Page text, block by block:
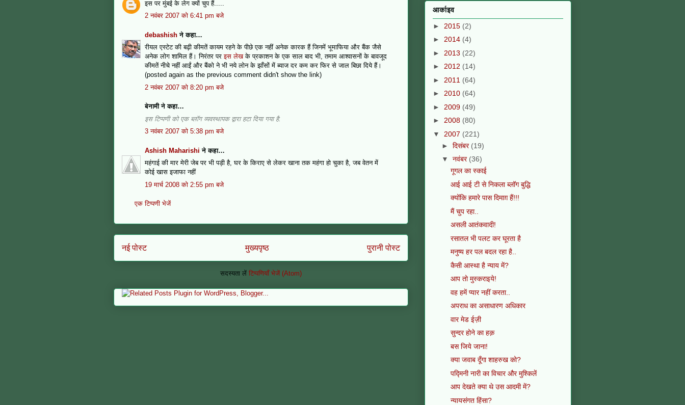
इस पर मुंबई के लेग क्यों चुप हैं.....
2 नवंबर 2007 को 6:41 pm बजे
debashish ने कहा…
रीयल एस्टेट की बढ़ी कीमतें कायम रहने के पीछे एक नहीं अनेक कारक हैं जिनमें भूमाफिया और बैंक जैसे
अनेक लोग शामिल हैं। निरंतर परइस लेखके प्रकाशन के एक साल बाद भी, तमाम आश्वासनों के बावजूद
कीमतें नीचे नहीं आईं और बैंको ने भी नये लोन के झाँसों में ब्याज दर कम कर फिर से जाल बिछा दिये हैं।
(posted again as the previous comment didn't show the link)
2 नवंबर 2007 को 8:20 pm बजे
बेनामी ने कहा…
इस टिप्पणी को एक ब्लॉग व्यवस्थापक द्वारा हटा दिया गया है.
3 नवंबर 2007 को 5:38 pm बजे
Ashish Maharishi ने कहा…
महंगाई की मार मेरी जेब पर भी पड़ी है, घर के किराए से लेकर खाना तक महंगा हो चुका है, जब वेतन में
कोई खास इजाफा नहीं
19 मार्च 2008 को 2:55 pm बजे
एक टिप्पणी भेजें
नई पोस्ट पुरानी पोस्ट
मुख्यपृष्ठ
सदस्यता लें टिप्पणियाँ भेजें (Atom)
आर्काइव
► 2015 (2)
► 2014 (4)
► 2013 (22)
► 2012 (14)
► 2011 (64)
► 2010 (64)
► 2009 (49)
► 2008 (80)
▼ 2007 (221)
► दिसंबर (19)
▼ नवंबर (36)
गूगल का स्काई
आई आई टी से निकला ब्लॉग बुद्धि
क्योंकि हमारे पास दिमाग़ हैं!!!
मैं चुप रहा..
असली आतंकवादी!
रसातल भी पलट कर घूरता है
मनुष्य हर पल बदल रहा है..
कैसी आस्था है न्याय में?
आप तो मुस्कराइये!
वह हमें प्यार नहीं करता..
अपराध का असाधारण अधिकार
वार मेड ईज़ी
सुन्दर होने का हक़
बस जिये जाना!
क्या जवाब दूँगा शाहरुख को?
पद्मिनी नारी का विचार और मुश्किलें
आप देखते क्या थे उस आदमी में?
न्यायसंगत हिंसा?